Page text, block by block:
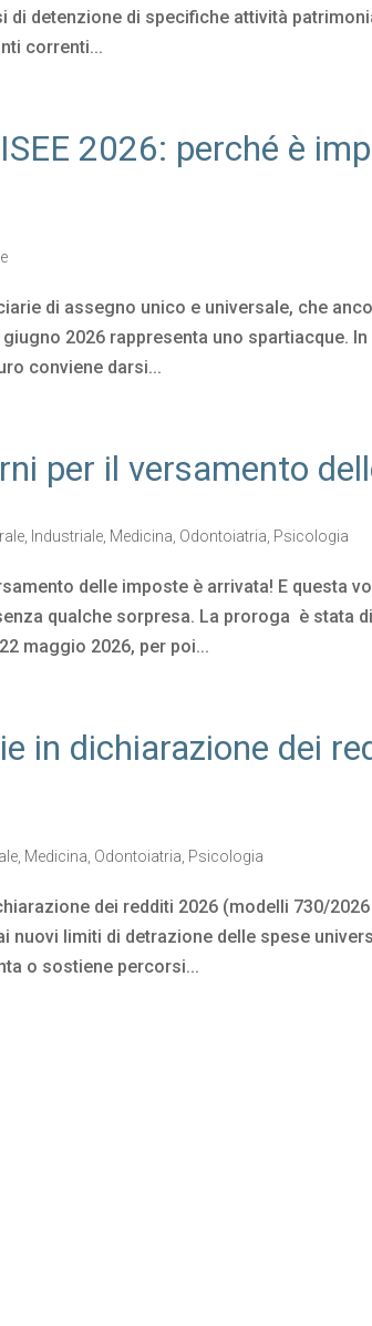
di detenzione di specifiche attività
correnti...
2026: perché è
di assegno unico e universale, che
giugno 2026 rappresenta uno spartiacque.
conviene darsi...
per il versamento
Industriale Medicina Odontoiatria Psicologia
delle imposte è arrivata! E questa
qualche sorpresa. La proroga è stata
maggio 2026, per poi...
in dichiarazione dei
Medicina Odontoiatria Psicologia
dei redditi 2026 (modelli 730/2026
nuovi limiti di detrazione delle spese
o sostiene percorsi...